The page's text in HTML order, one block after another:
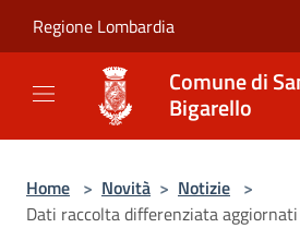
Regione Lombardia
Comune di
Bigarello
Home > Novità > Notizie >
Dati raccolta differenziata